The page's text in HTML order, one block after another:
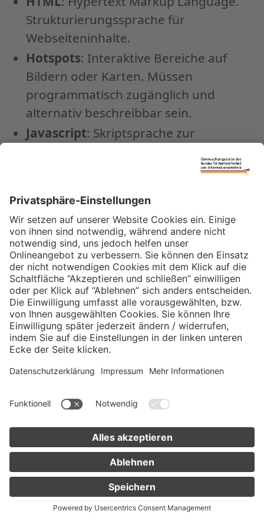
Strukturierungssprache für
Webseiteninhalte.
Hotspots: Interaktive Bereiche auf
Bildern oder Karten. Müssen
programmatisch zugänglich und
alternativ beschreibbar sein.
Javascript: Skriptsprache zur
Interaktionen auf Webseiten. Muss
sein.
Outline: Der Fokusrahmen, der bei
Tastaturnavigation sichtbar wird. Er
sollte nicht entfernt, sondern
gestalterisch angepasst werden.
Padding: Innenabstand zwischen Inhalt
und Rand eines Elements. Wichtig für
die optische Lesbarkeit und
Bedienbarkeit.
Parsing: Verarbeitung und
Interpretation des HTML-Codes durch
den Browser. Früher war korrektes
Parsing Voraussetzung für
Barrierefreiheit. Moderne Browser
erkennen kleinere Fehler meist
Pixel: Maßeinheit für die